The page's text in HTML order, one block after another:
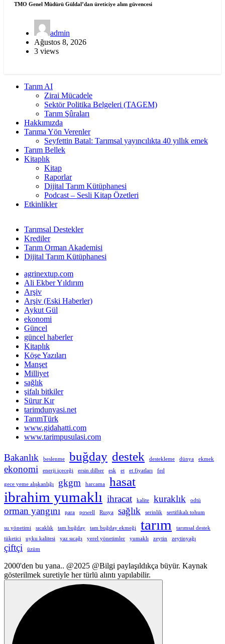
TMO Genel Müdürü Güldal’dan üreticiye alım güvencesi
admin
Ağustos 8, 2026
3 views
Tarım AI
Zirai Mücadele
Sektör Politika Belgeleri (TAGEM)
Tarım Şûraları
Hakkımızda
Tarıma Yön Verenler
Seyfettin Batal: Tarımsal yayıncılıkta 40 yıllık emek
Tarım Bellek
Kitaplık
Kitap
Raporlar
Dijital Tarım Kütüphanesi
Podcast – Sesli Kitap Özetleri
Etkinlikler
Tarımsal Destekler
Krediler
Tarım Orman Akademisi
Dijital Tarım Kütüphanesi
agrinextup.com
Ali Ekber Yıldırım
Arşiv
Arşiv (Eski Haberler)
Aykut Gül
ekonomi
Güncel
güncel haberler
Kitaplık
Köşe Yazıları
Manşet
Milliyet
sağlık
şifalı bitkiler
Sürur Kır
tarimdunyasi.net
TarımTürk
www.gidahatti.com
www.tarimpusulasi.com
Bakanlık beslenme buğday destek destekleme dünya ekmek
ekonomi enerji içeceği ersin dilber esk et et fiyatları fed
gece yeme alışkanlığı gkgm harcama hasat
ibrahim yumaklı ihracat kalite kuraklık odtü
orman yangını para powell Rusya sağlık serinlik sertifikalı tohum
su yönetimi sıcaklık tam buğday tam buğday ekmeği tarım
tarımsal destek
tüketici
uyku kalitesi yaz sıcağı yerel yönetimler yumaklı zeytin zeytinyağı
çiftçi üzüm
2000'den bu yana.. @2025 @Bilgi paylaşıldıkça büyür. Kaynak
gösterilmek suretiyle her türlü alıntı yapılabilir.